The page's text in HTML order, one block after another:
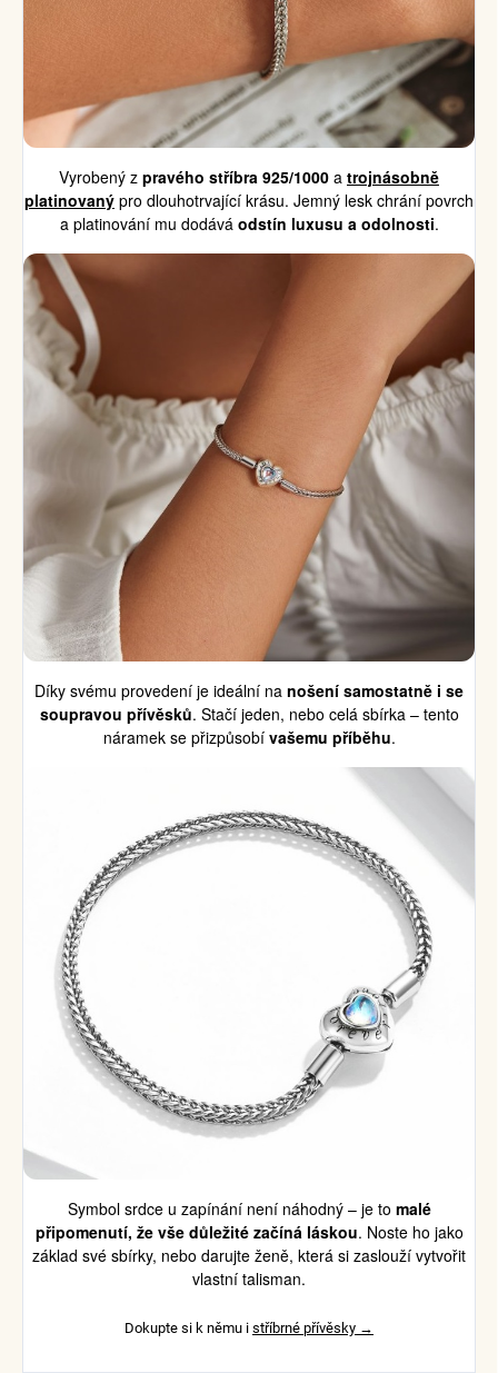
Vyrobený z pravého stříbra 925/1000 a trojnásobně
platinovaný pro dlouhotrvající krásu. Jemný lesk chrání povrch
a platinování mu dodává odstín luxusu a odolnosti.
Díky svému provedení je ideální na nošení samostatně i se
soupravou přívěsků. Stačí jeden, nebo celá sbírka – tento
náramek se přizpůsobí vašemu příběhu.
Symbol srdce u zapínání není náhodný – je to malé
připomenutí, že vše důležité začíná láskou. Noste ho jako
základ své sbírky, nebo darujte ženě, která si zaslouží vytvořit
vlastní talisman.
Dokupte si k němu i stříbrné přívěsky →